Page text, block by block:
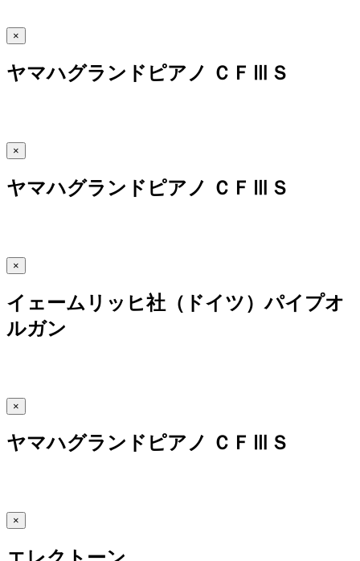
×
ヤマハグランドピアノ ＣＦⅢＳ
×
ヤマハグランドピアノ ＣＦⅢＳ
×
イェームリッヒ社（ドイツ）パイプオ
ルガン
×
ヤマハグランドピアノ ＣＦⅢＳ
×